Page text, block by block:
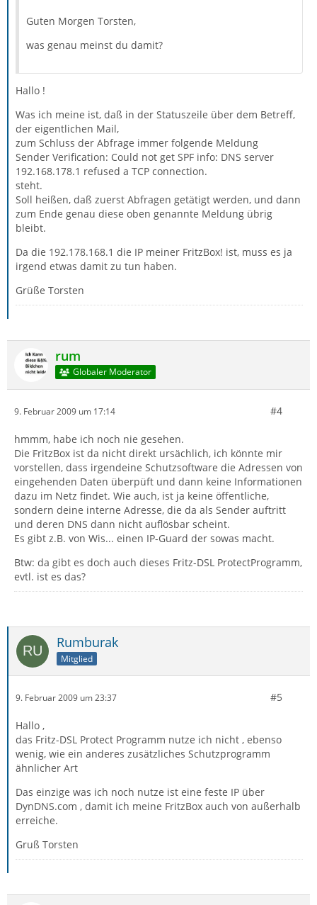
Guten Morgen Torsten,
was genau meinst du damit?
Hallo !
Was ich meine ist, daß in der Statuszeile über dem Betreff,
der eigentlichen Mail,
zum Schluss der Abfrage immer folgende Meldung
Sender Verification: Could not get SPF info: DNS server
192.168.178.1 refused a TCP connection.
steht.
Soll heißen, daß zuerst Abfragen getätigt werden, und dann
zum Ende genau diese oben genannte Meldung übrig
bleibt.
Da die 192.178.168.1 die IP meiner FritzBox! ist, muss es ja
irgend etwas damit zu tun haben.
Grüße Torsten
rum
Globaler Moderator
9. Februar 2009 um 17:14 #4
hmmm, habe ich noch nie gesehen.
Die FritzBox ist da nicht direkt ursächlich, ich könnte mir
vorstellen, dass irgendeine Schutzsoftware die Adressen von
eingehenden Daten überpüft und dann keine Informationen
dazu im Netz findet. Wie auch, ist ja keine öffentliche,
sondern deine interne Adresse, die da als Sender auftritt
und deren DNS dann nicht auflösbar scheint.
Es gibt z.B. von Wis... einen IP-Guard der sowas macht.
Btw: da gibt es doch auch dieses Fritz-DSL ProtectProgramm,
evtl. ist es das?
Rumburak
Mitglied
9. Februar 2009 um 23:37 #5
Hallo ,
das Fritz-DSL Protect Programm nutze ich nicht , ebenso
wenig, wie ein anderes zusätzliches Schutzprogramm
ähnlicher Art
Das einzige was ich noch nutze ist eine feste IP über
DynDNS.com , damit ich meine FritzBox auch von außerhalb
erreiche.
Gruß Torsten